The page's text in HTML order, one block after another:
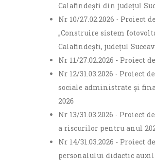
Calafindești din județul
Nr 10/27.02.2026 -
„Construire sistem
Calafindești, județul
Nr 11/27.02.2026 -
Nr 12/31.03.2026 -
sociale administrate și
2026
Nr 13/31.03.2026 -
a riscurilor pentru anul
Nr 14/31.03.2026 -
personalului didactic